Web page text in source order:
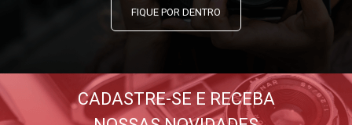
FIQUE POR DENTRO
CADASTRE-SE E RECEBA